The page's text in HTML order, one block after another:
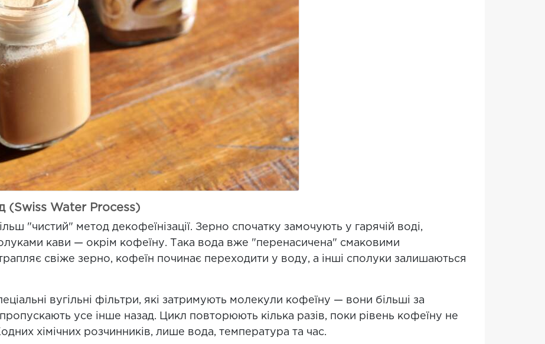
(Swiss Water Process)
"чистий" метод декофеїнізації. Зерно спочатку замочують у гарячій воді,
кави — окрім кофеїну. Така вода вже "перенасичена" смаковими
свіже зерно, кофеїн починає переходити у воду, а інші сполуки залишаються
вугільні фільтри, які затримують молекули кофеїну — вони більші за
усе інше назад. Цикл повторюють кілька разів, поки рівень кофеїну не
хімічних розчинників, лише вода, температура та час.